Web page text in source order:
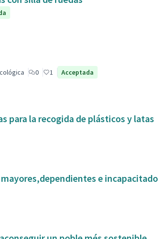
0 1 Acceptada
para la recogida de plásticos y latas
e